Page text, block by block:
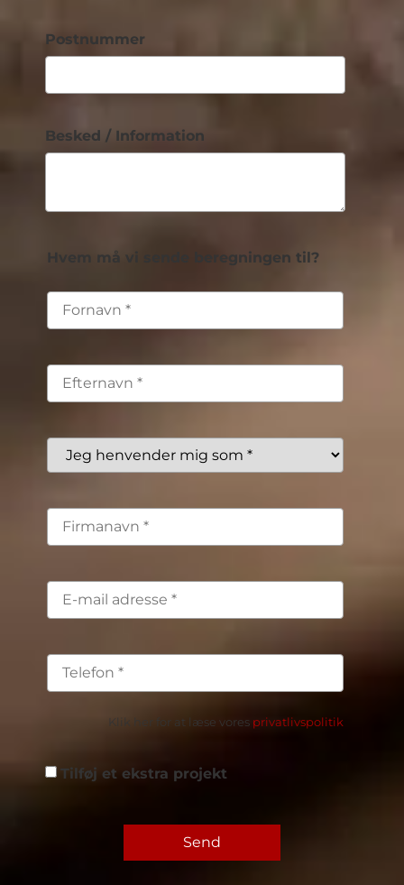
Postnummer
Besked / Information
Hvem må vi sende beregningen til?
Klik her for at læse vores privatlivspolitik
Tilføj et ekstra projekt
Send